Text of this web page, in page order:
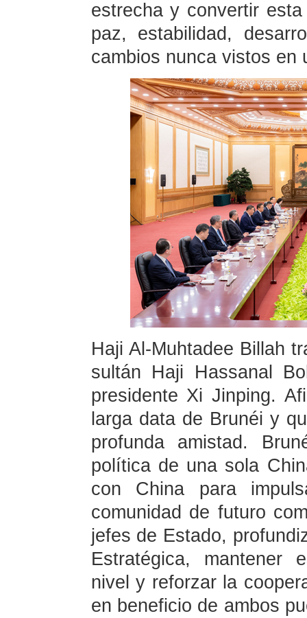
estrecha y convertir
paz, estabilidad,
cambios nunca vistos en
Haji Al-Muhtadee Billah
sultán Haji Hassanal
presidente Xi Jinping.
larga data de Brunéi y
profunda amistad.
política de una sola
con China para
comunidad de futuro
jefes de Estado,
Estratégica, mantener
nivel y reforzar la
en beneficio de ambos